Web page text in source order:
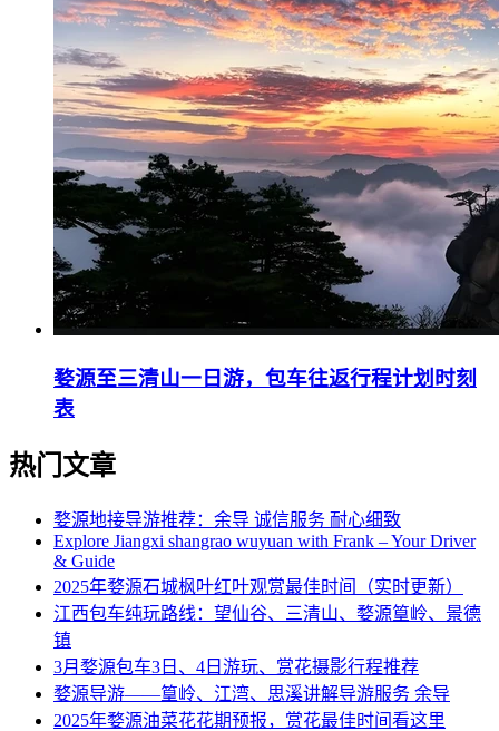
婺源至三清山一日游，包车往返行程计划时刻
表
热门文章
婺源地接导游推荐：余导 诚信服务 耐心细致
Explore Jiangxi shangrao wuyuan with Frank – Your Driver
& Guide
2025年婺源石城枫叶红叶观赏最佳时间（实时更新）
江西包车纯玩路线：望仙谷、三清山、婺源篁岭、景德
镇
3月婺源包车3日、4日游玩、赏花摄影行程推荐
婺源导游——篁岭、江湾、思溪讲解导游服务 余导
2025年婺源油菜花花期预报，赏花最佳时间看这里